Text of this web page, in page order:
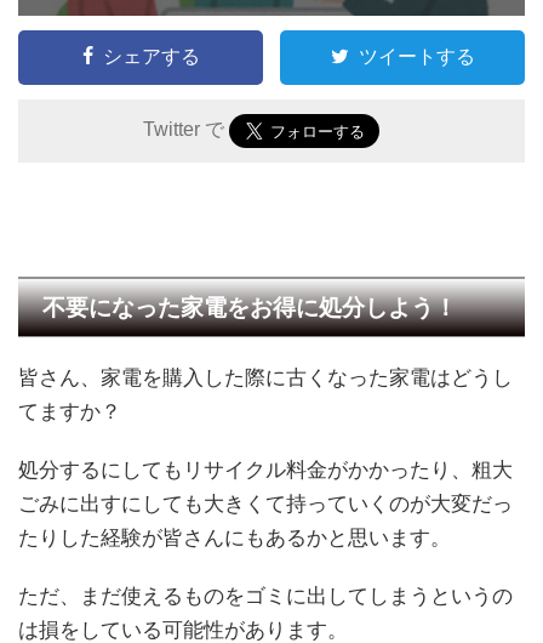
シェアする ツイートする
Twitter で
不要になった家電をお得に処分しよう！
皆さん、家電を購入した際に古くなった家電はどうし
てますか？
処分するにしてもリサイクル料金がかかったり、粗大
ごみに出すにしても大きくて持っていくのが大変だっ
たりした経験が皆さんにもあるかと思います。
ただ、まだ使えるものをゴミに出してしまうというの
は損をしている可能性があります。